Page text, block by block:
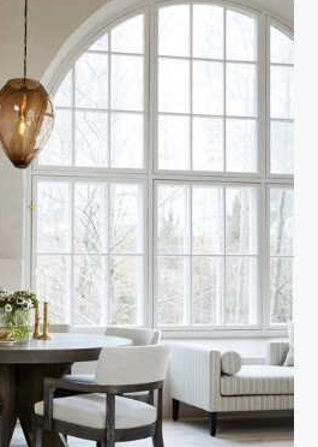
din for å legge til produkter i
tidligere lagrede varer.
Logg inn